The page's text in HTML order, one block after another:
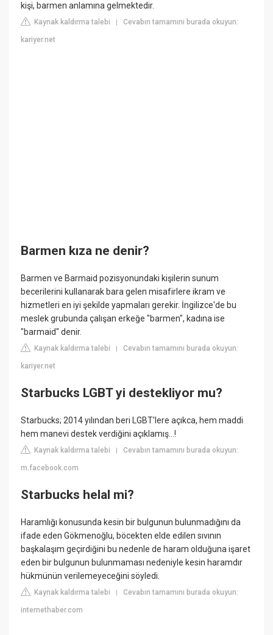
kişi, barmen anlamına gelmektedir.
Kaynak kaldırma talebi |Cevabın tamamını burada okuyun:
kariyer.net
Barmen kıza ne denir?
Barmen ve Barmaid pozisyonundaki kişilerin sunum
becerilerini kullanarak bara gelen misafirlere ikram ve
hizmetleri en iyi şekilde yapmaları gerekir. İngilizce'de bu
meslek grubunda çalışan erkeğe "barmen", kadına ise
"barmaid" denir.
Kaynak kaldırma talebi |Cevabın tamamını burada okuyun:
kariyer.net
Starbucks LGBT yi destekliyor mu?
Starbucks; 2014 yılından beri LGBT'lere açıkca, hem maddi
hem manevi destek verdiğini açıklamış...!
Kaynak kaldırma talebi |Cevabın tamamını burada okuyun:
m.facebook.com
Starbucks helal mi?
Haramlığı konusunda kesin bir bulgunun bulunmadığını da
ifade eden Gökmenoğlu, böcekten elde edilen sıvının
başkalaşım geçirdiğini bu nedenle de haram olduğuna işaret
eden bir bulgunun bulunmaması nedeniyle kesin haramdır
hükmünün verilemeyeceğini söyledi.
Kaynak kaldırma talebi |Cevabın tamamını burada okuyun:
internethaber.com